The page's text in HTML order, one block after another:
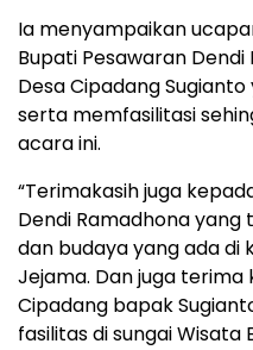
Ia menyampaikan
Bupati Pesawaran
Desa Cipadang
serta memfasilitasi
acara ini.
“Terimakasih juga
Dendi Ramadhona
dan budaya yang ada di
Jejama. Dan juga terima
Cipadang bapak
fasilitas di sungai Wisata